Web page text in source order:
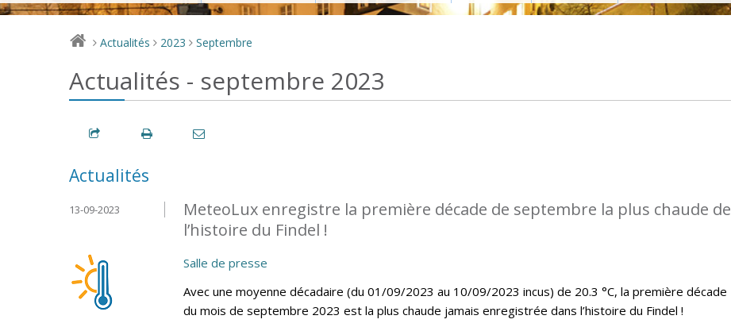
> Actualités > 2023 > Septembre
Actualités - septembre 2023
Actualités
MeteoLux enregistre la première décade de septembre la plus chaude de
l’histoire du Findel !
13-09-2023
Salle de presse
Avec une moyenne décadaire (du 01/09/2023 au 10/09/2023 incus) de 20.3 °C, la première décade
du mois de septembre 2023 est la plus chaude jamais enregistrée dans l’histoire du Findel !